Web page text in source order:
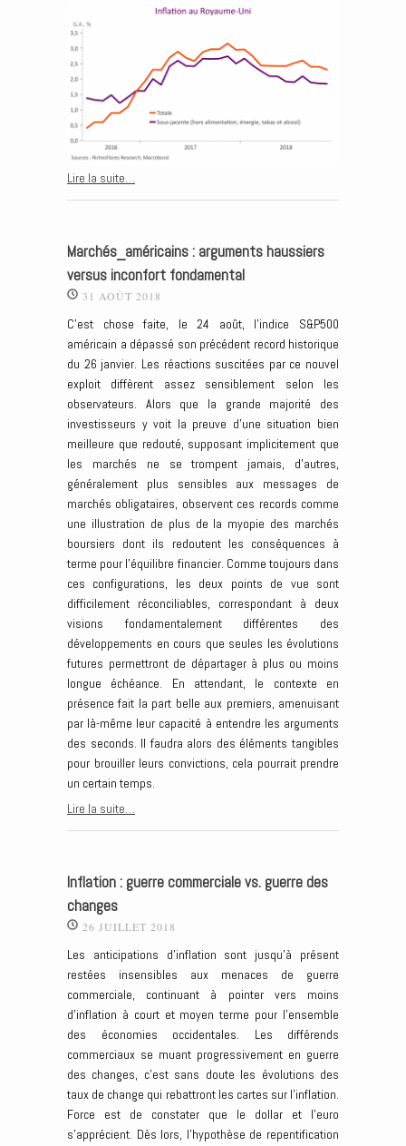
Lire la suite…
Marchés_américains : arguments haussiers
versus inconfort fondamental
31 AOÛT 2018
C’est chose faite, le 24 août, l’indice S&P500
américain a dépassé son précédent record historique
du 26 janvier. Les réactions suscitées par ce nouvel
exploit diffèrent assez sensiblement selon les
observateurs. Alors que la grande majorité des
investisseurs y voit la preuve d’une situation bien
meilleure que redouté, supposant implicitement que
les marchés ne se trompent jamais, d’autres,
généralement plus sensibles aux messages de
marchés obligataires, observent ces records comme
une illustration de plus de la myopie des marchés
boursiers dont ils redoutent les conséquences à
terme pour l’équilibre financier. Comme toujours dans
ces configurations, les deux points de vue sont
difficilement réconciliables, correspondant à deux
visions fondamentalement différentes des
développements en cours que seules les évolutions
futures permettront de départager à plus ou moins
longue échéance. En attendant, le contexte en
présence fait la part belle aux premiers, amenuisant
par là-même leur capacité à entendre les arguments
des seconds. Il faudra alors des éléments tangibles
pour brouiller leurs convictions, cela pourrait prendre
un certain temps.
Lire la suite…
Inflation : guerre commerciale vs. guerre des
changes
26 JUILLET 2018
Les anticipations d’inflation sont jusqu’à présent
restées insensibles aux menaces de guerre
commerciale, continuant à pointer vers moins
d’inflation à court et moyen terme pour l’ensemble
des économies occidentales. Les différends
commerciaux se muant progressivement en guerre
des changes, c’est sans doute les évolutions des
taux de change qui rebattront les cartes sur l’inflation.
Force est de constater que le dollar et l’euro
s’apprécient. Dès lors, l’hypothèse de repentification